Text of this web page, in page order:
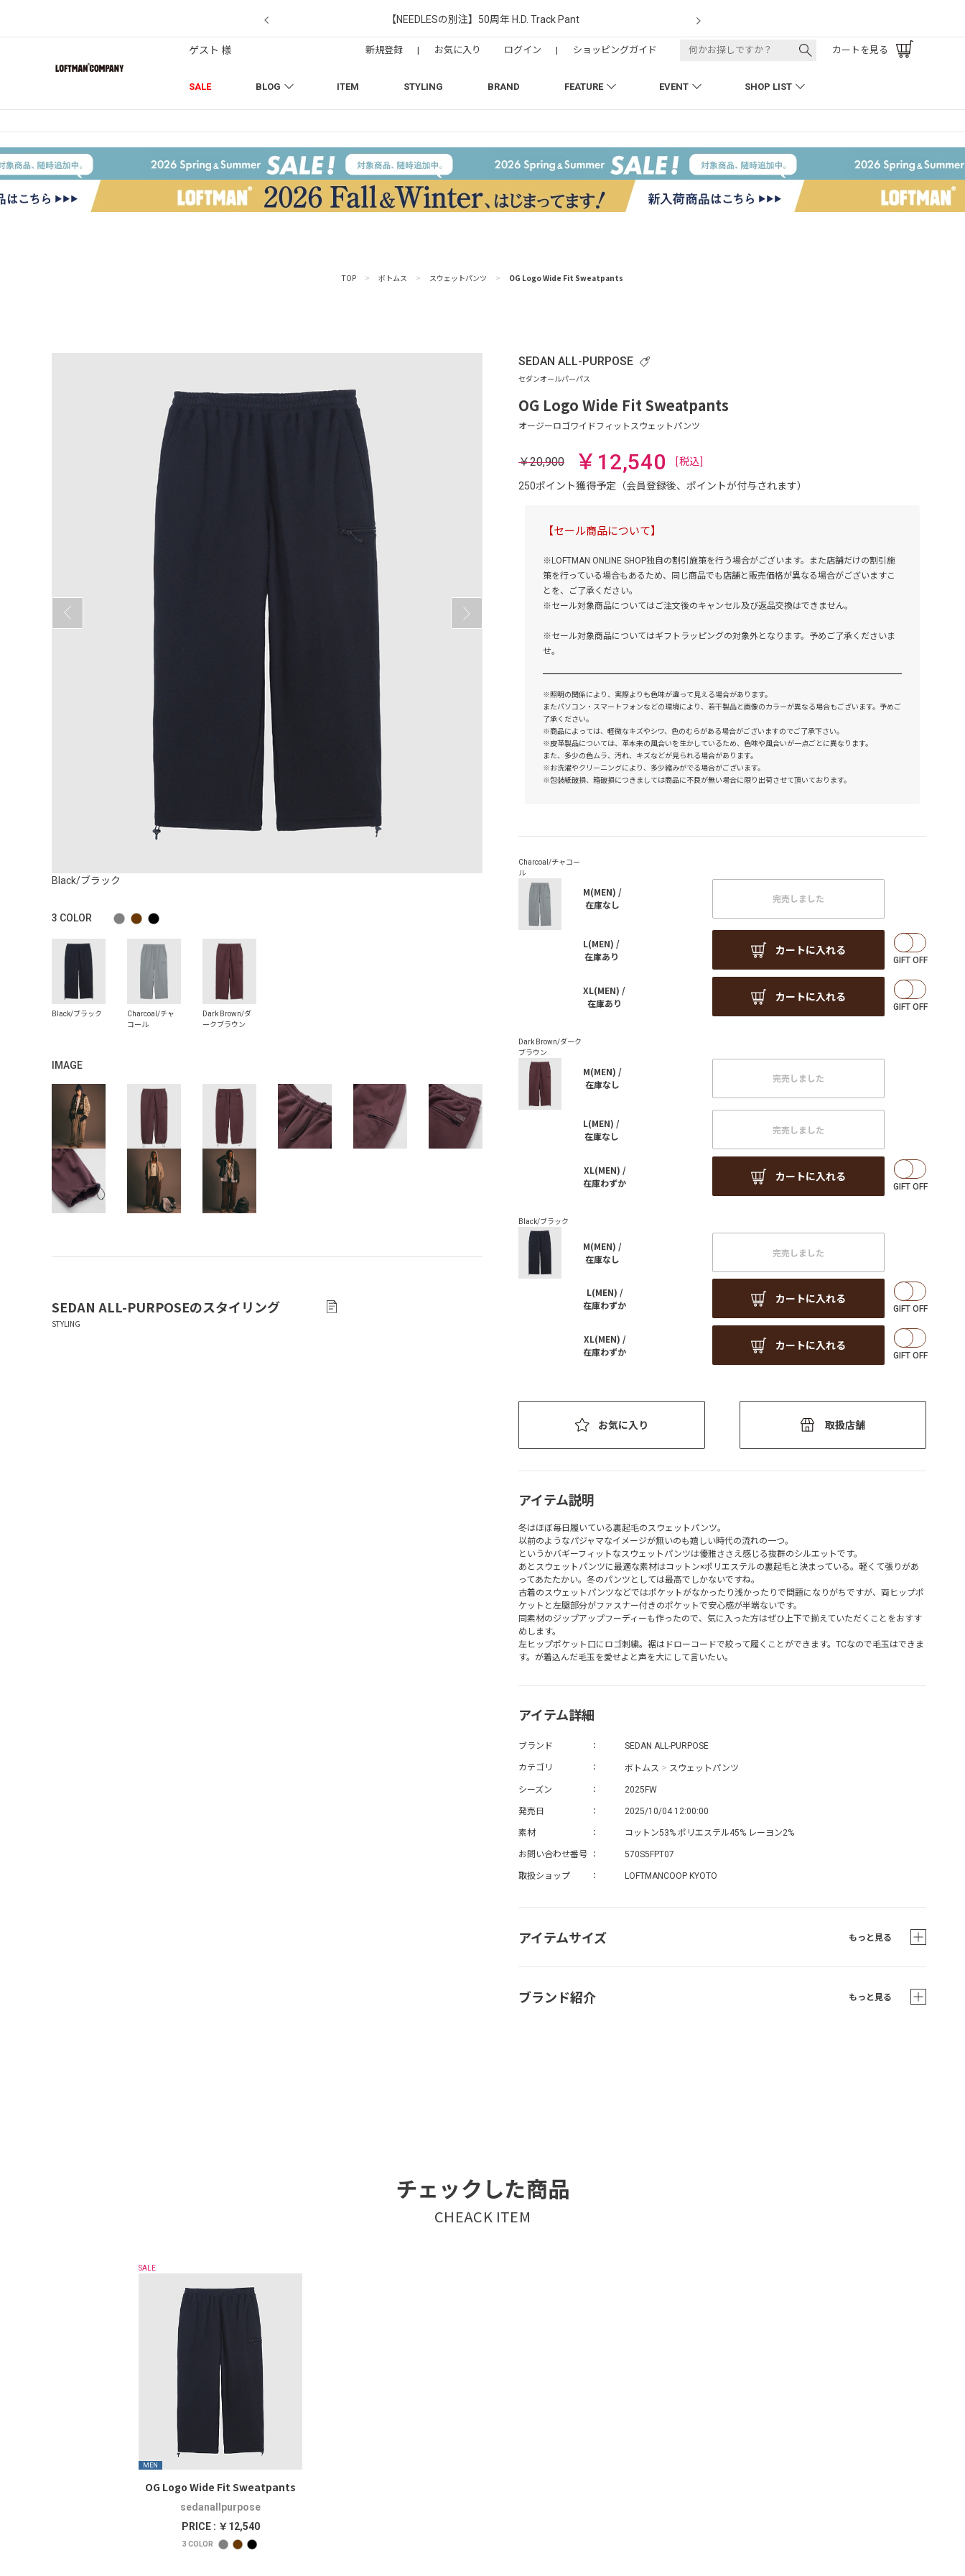
【NEEDLESの別注】50周年 H.D. Track Pant
SALE BLOG ITEM STYLING BRAND FEATURE EVENT SHOP LIST
ゲスト 様 新規登録 | お気に入り ログイン | ショッピングガイド カートを見る
TOP > ボトムス > スウェットパンツ > OG Logo Wide Fit Sweatpants
Black/ブラック
3 COLOR
IMAGE
SEDAN ALL-PURPOSEのスタイリング
SEDAN ALL-PURPOSE
OG Logo Wide Fit Sweatpants
250ポイント獲得予定（会員登録後、ポイントが付与されます）
￥20,900 ￥12,540
【セール商品について】
※LOFTMAN ONLINE SHOP独自の割引施策を行う場合がございます。また店舗だけの割引施
策を行っている場合もあるため、同じ商品でも店舗と販売価格が異なる場合がございますこ
とを、ご了承ください。
※セール対象商品についてはご注文後のキャンセル及び返品交換はできません。
※セール対象商品についてはギフトラッピングの対象外となります。予めご了承くださいま
せ。
※照明の関係により、実際よりも色味が違って見える場合があります。
またパソコン・スマートフォンなどの環境により、若干製品と画像のカラーが異なる場合もございます。予めご
了承ください。
※商品によっては、軽微なキズやシワ、色のむらがある場合がございますのでご了承下さい。
※皮革製品については、革本来の風合いを生かしているため、色味や風合いが一点ごとに異なります。
また、多少の色ムラ、汚れ、キズなどが見られる場合があります。
※お洗濯やクリーニングにより、多少縮みがでる場合がございます。
※包装紙破損、箱破損につきましては商品に不良が無い場合に限り出荷させて頂いております。
M(MEN) /
在庫なし
完売しました
L(MEN) /
在庫あり
カートに入れる
XL(MEN) /
在庫あり
カートに入れる
M(MEN) /
在庫なし
完売しました
L(MEN) /
在庫なし
完売しました
XL(MEN) /
在庫わずか
カートに入れる
M(MEN) /
在庫なし
完売しました
L(MEN) /
在庫わずか
カートに入れる
XL(MEN) /
在庫わずか
カートに入れる
お気に入り 取扱店舗
アイテム説明
冬はほぼ毎日履いている裏起毛のスウェットパンツ。
以前のようなパジャマなイメージが無いのも嬉しい時代の流れの一つ。
というかバギーフィットなスウェットパンツは優雅ささえ感じる抜群のシルエットです。
あとスウェットパンツに最適な素材はコットン×ポリエステルの裏起毛と決まっている。軽くて張りがあ
ってあたたかい。冬のパンツとしては最高でしかないですね。
古着のスウェットパンツなどではポケットがなかったり浅かったりで問題になりがちですが、両ヒップポ
ケットと左腿部分がファスナー付きのポケットで安心感が半端ないです。
同素材のジップアップフーディーも作ったので、気に入った方はぜひ上下で揃えていただくことをおすす
めします。
左ヒップポケット口にロゴ刺繍。裾はドローコードで絞って履くことができます。TCなので毛玉はできま
す。が着込んだ毛玉を愛せよと声を大にして言いたい。
アイテム詳細
ブランド SEDAN ALL-PURPOSE
カテゴリ ボトムス > スウェットパンツ
シーズン 2025FW
発売日 2025/10/04 12:00:00
素材 コットン53% ポリエステル45% レーヨン2%
お問い合わせ番号 570S5FPT07
取扱ショップ LOFTMANCOOP KYOTO
アイテムサイズ もっと見る
ブランド紹介 もっと見る
チェックした商品
SALE
MEN
OG Logo Wide Fit Sweatpants
sedanallpurpose
PRICE : ￥12,540
3 COLOR